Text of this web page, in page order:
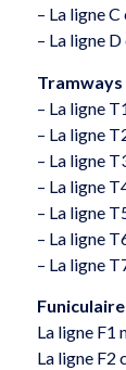
– La ligne
– La ligne
Tramways
– La ligne
– La ligne
– La ligne
– La ligne
– La ligne
– La ligne
– La ligne
La ligne F1
La ligne F2